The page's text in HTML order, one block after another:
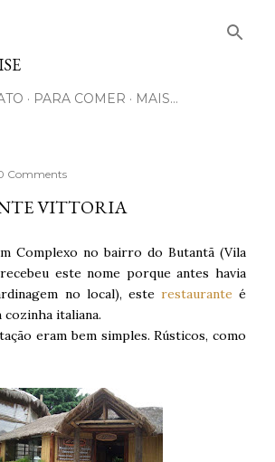
PARA COMER MAIS…
Comments
VITTORIA
Complexo no bairro do Butantã (Vila
este nome porque antes havia
no local), este restaurante é
cozinha italiana.
eram bem simples. Rústicos, como